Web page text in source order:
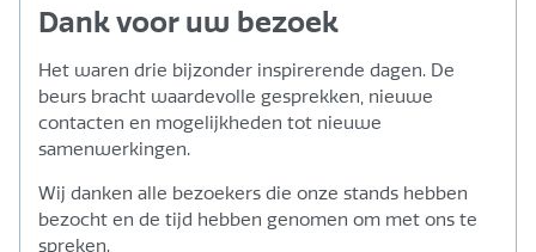
Dank voor uw bezoek
Het waren drie bijzonder inspirerende dagen. De
beurs bracht waardevolle gesprekken, nieuwe
contacten en mogelijkheden tot nieuwe
samenwerkingen.
Wij danken alle bezoekers die onze stands hebben
bezocht en de tijd hebben genomen om met ons te
spreken.